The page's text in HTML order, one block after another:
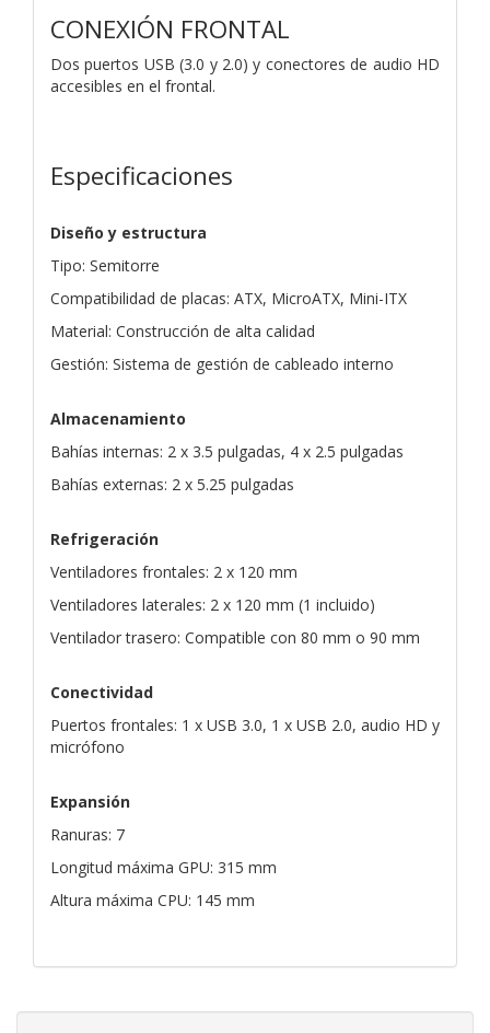
CONEXIÓN FRONTAL
Dos puertos USB (3.0 y 2.0) y conectores de audio HD
accesibles en el frontal.
Especificaciones
Diseño y estructura
Tipo: Semitorre
Compatibilidad de placas: ATX, MicroATX, Mini-ITX
Material: Construcción de alta calidad
Gestión: Sistema de gestión de cableado interno
Almacenamiento
Bahías internas: 2 x 3.5 pulgadas, 4 x 2.5 pulgadas
Bahías externas: 2 x 5.25 pulgadas
Refrigeración
Ventiladores frontales: 2 x 120 mm
Ventiladores laterales: 2 x 120 mm (1 incluido)
Ventilador trasero: Compatible con 80 mm o 90 mm
Conectividad
Puertos frontales: 1 x USB 3.0, 1 x USB 2.0, audio HD y
micrófono
Expansión
Ranuras: 7
Longitud máxima GPU: 315 mm
Altura máxima CPU: 145 mm